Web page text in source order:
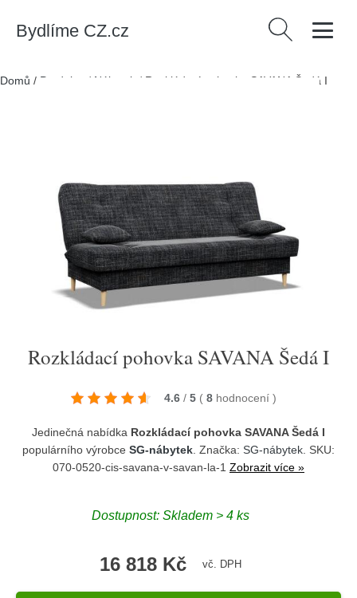
Bydlíme CZ.cz Vyhledávání
Domů / Produkty / Nábytek / Rozkládací pohovka SAVANA Šedá I
Rozkládací pohovka SAVANA Šedá I
4.6 / 5 ( 8 hodnocení )
Jedinečná nabídka Rozkládací pohovka SAVANA Šedá I
populárního výrobce SG-nábytek . Značka: SG-nábytek . SKU:
070-0520-cis-savana-v-savan-la-1 Zobrazit více »
Dostupnost: Skladem > 4 ks
16 818 Kč vč. DPH